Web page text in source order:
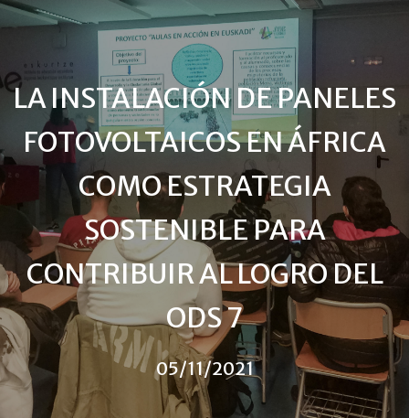
LA INSTALACIÓN DE PANELES
FOTOVOLTAICOS EN ÁFRICA
COMO ESTRATEGIA
SOSTENIBLE PARA
CONTRIBUIR AL LOGRO DEL
ODS 7
05/11/2021